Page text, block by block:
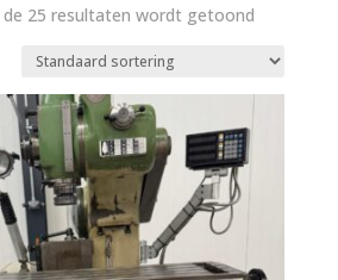
de 25 resultaten wordt getoond